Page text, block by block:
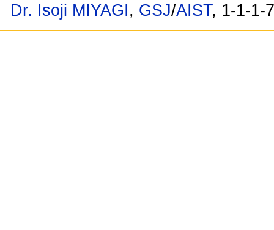
Dr. Isoji MIYAGI, GSJ/AIST, 1-1-1-